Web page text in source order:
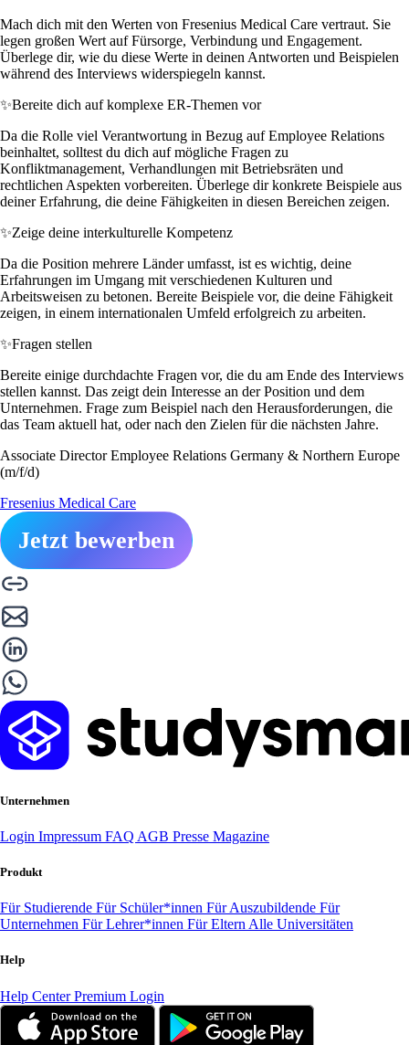
Mach dich mit den Werten von Fresenius Medical Care vertraut. Sie
legen großen Wert auf Fürsorge, Verbindung und Engagement.
Überlege dir, wie du diese Werte in deinen Antworten und Beispielen
während des Interviews widerspiegeln kannst.
✨Bereite dich auf komplexe ER-Themen vor
Da die Rolle viel Verantwortung in Bezug auf Employee Relations
beinhaltet, solltest du dich auf mögliche Fragen zu
Konfliktmanagement, Verhandlungen mit Betriebsräten und
rechtlichen Aspekten vorbereiten. Überlege dir konkrete Beispiele aus
deiner Erfahrung, die deine Fähigkeiten in diesen Bereichen zeigen.
✨Zeige deine interkulturelle Kompetenz
Da die Position mehrere Länder umfasst, ist es wichtig, deine
Erfahrungen im Umgang mit verschiedenen Kulturen und
Arbeitsweisen zu betonen. Bereite Beispiele vor, die deine Fähigkeit
zeigen, in einem internationalen Umfeld erfolgreich zu arbeiten.
✨Fragen stellen
Bereite einige durchdachte Fragen vor, die du am Ende des Interviews
stellen kannst. Das zeigt dein Interesse an der Position und dem
Unternehmen. Frage zum Beispiel nach den Herausforderungen, die
das Team aktuell hat, oder nach den Zielen für die nächsten Jahre.
Associate Director Employee Relations Germany & Northern Europe
(m/f/d)
Fresenius Medical Care
Jetzt bewerben
Unternehmen
Login Impressum FAQ AGB Presse Magazine
Produkt
Für Studierende Für Schüler*innen Für Auszubildende Für
Unternehmen Für Lehrer*innen Für Eltern Alle Universitäten
Help
Help CenterPremium Login